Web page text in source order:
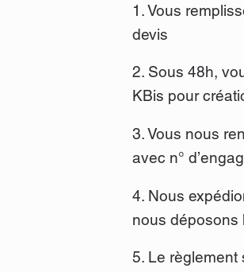
1. Vous
devis
2. Sous 48h,
KBis pour
3. Vous nous
avec n°
4. Nous
nous déposons
5. Le règlement